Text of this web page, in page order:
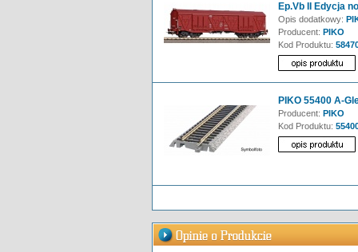
Ep.Vb II Edycja
Opis dodatkowy:
Producent: PIKO
Kod Produktu:
PIKO 55400 A-
Producent: PIKO
Kod Produktu: